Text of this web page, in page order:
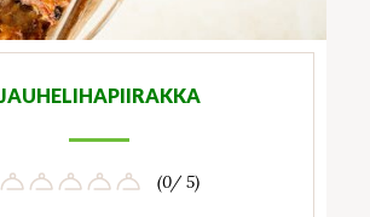
JAUHELIHAPIIRAKKA
(0/ 5)